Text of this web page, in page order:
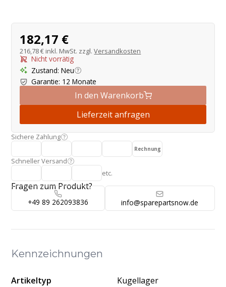
Produktangebot
182,17 €
216,78 € inkl. MwSt. zzgl.Versandkosten
Nicht vorrätig
Zustand: Neu
Garantie: 12 Monate
In den Warenkorb
Lieferzeit anfragen
Sichere Zahlung
Rechnung
Schneller Versand
etc.
Fragen zum Produkt?
+49 89 262093836 info@sparepartsnow.de
Kennzeichnungen
Artikeltyp Kugellager